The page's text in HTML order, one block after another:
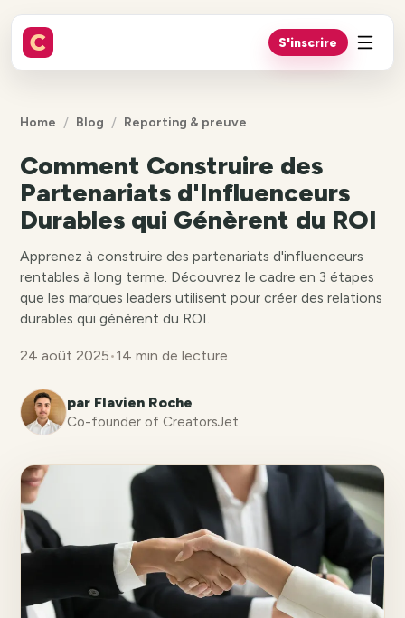
S'inscrire
Home / Blog / Reporting & preuve
Comment Construire des
Partenariats d'Influenceurs
Durables qui Génèrent du ROI
Apprenez à construire des partenariats d'influenceurs
rentables à long terme. Découvrez le cadre en 3 étapes
que les marques leaders utilisent pour créer des relations
durables qui génèrent du ROI.
24 août 2025•14 min de lecture
par Flavien Roche
Co-founder of CreatorsJet